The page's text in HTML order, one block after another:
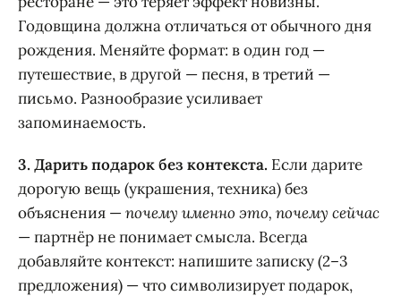
Годовщина должна отличаться от обычного дня
рождения. Меняйте формат: в один год —
путешествие, в другой — песня, в третий —
письмо. Разнообразие усиливает
запоминаемость.
3. Дарить подарок без контекста. Если дарите
дорогую вещь (украшения, техника) без
объяснения —почему именно это, почему сейчас
— партнёр не понимает смысла. Всегда
добавляйте контекст: напишите записку (2–3
предложения) — что символизирует подарок,